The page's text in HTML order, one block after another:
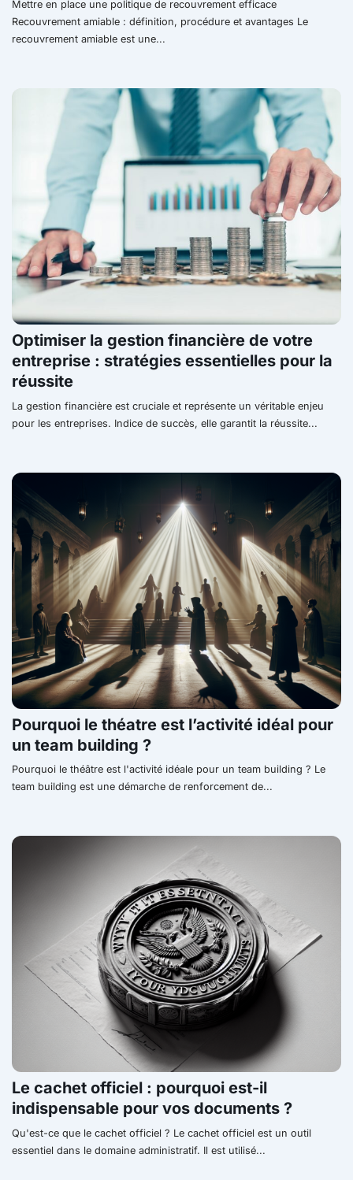
Mettre en place une politique de recouvrement efficace
Recouvrement amiable : définition, procédure et avantages Le
recouvrement amiable est une...
Optimiser la gestion financière de votre
entreprise : stratégies essentielles pour la
réussite
La gestion financière est cruciale et représente un véritable enjeu
pour les entreprises. Indice de succès, elle garantit la réussite...
Pourquoi le théatre est l’activité idéal pour
un team building ?
Pourquoi le théâtre est l'activité idéale pour un team building ? Le
team building est une démarche de renforcement de...
Le cachet officiel : pourquoi est-il
indispensable pour vos documents ?
Qu'est-ce que le cachet officiel ? Le cachet officiel est un outil
essentiel dans le domaine administratif. Il est utilisé...